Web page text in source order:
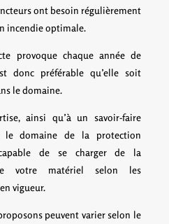
ont besoin régulièrement
incendie optimale.
provoque chaque année de
donc préférable qu’elle soit
le domaine.
ainsi qu’à un savoir-faire
le domaine de la protection
de se charger de la
votre matériel selon les
vigueur.
peuvent varier selon le